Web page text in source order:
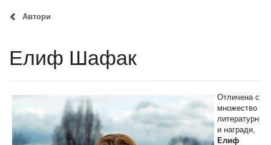
Автори
Елиф Шафак
Отличена с
множество
литературн
и награди,
Елиф